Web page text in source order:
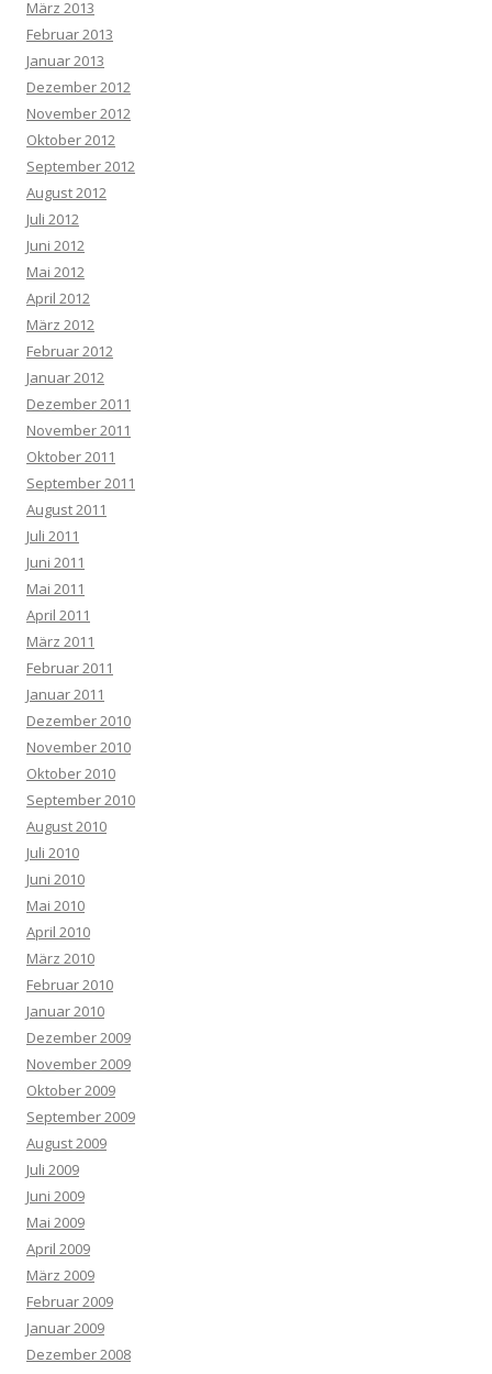
März 2013
Februar 2013
Januar 2013
Dezember 2012
November 2012
Oktober 2012
September 2012
August 2012
Juli 2012
Juni 2012
Mai 2012
April 2012
März 2012
Februar 2012
Januar 2012
Dezember 2011
November 2011
Oktober 2011
September 2011
August 2011
Juli 2011
Juni 2011
Mai 2011
April 2011
März 2011
Februar 2011
Januar 2011
Dezember 2010
November 2010
Oktober 2010
September 2010
August 2010
Juli 2010
Juni 2010
Mai 2010
April 2010
März 2010
Februar 2010
Januar 2010
Dezember 2009
November 2009
Oktober 2009
September 2009
August 2009
Juli 2009
Juni 2009
Mai 2009
April 2009
März 2009
Februar 2009
Januar 2009
Dezember 2008